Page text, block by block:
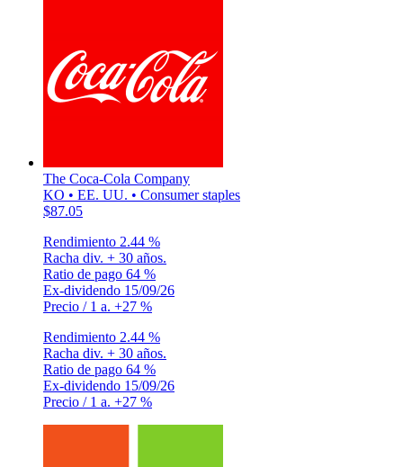
The Coca-Cola Company
KO • EE. UU. • Consumer staples
$87.05
Rendimiento 2.44 %
Racha div. + 30 años.
Ratio de pago 64 %
Ex-dividendo 15/09/26
Precio / 1 a. +27 %
Rendimiento 2.44 %
Racha div. + 30 años.
Ratio de pago 64 %
Ex-dividendo 15/09/26
Precio / 1 a. +27 %